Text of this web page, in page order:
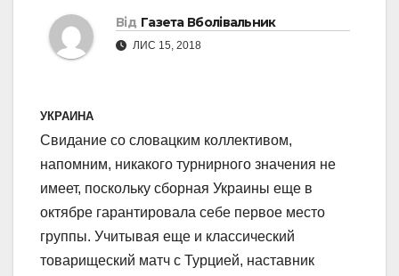
Від Газета Вболівальник
ЛИС 15, 2018
УКРАИНА
Свидание со словацким коллективом,
напомним, никакого турнирного значения не
имеет, поскольку сборная Украины еще в
октябре гарантировала себе первое место
группы. Учитывая еще и классический
товарищеский матч с Турцией, наставник